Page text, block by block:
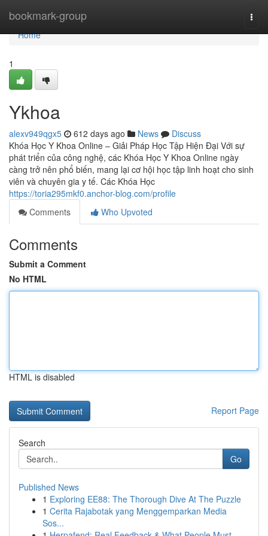
bookmark-group
Home
Home
1
Ykhoa
alexv949qgx5 612 days ago News
Discuss
Khóa Học Y Khoa Online – Giải Pháp Học Tập Hiện Đại Với sự
phát triển của công nghệ, các Khóa Học Y Khoa Online ngày
càng trở nên phổ biến, mang lại cơ hội học tập linh hoạt cho sinh
viên và chuyên gia y tế. Các Khóa Học
https://toria295mkf0.anchor-blog.com/profile
Comments
Who Upvoted
Comments
Submit a Comment
No HTML
HTML is disabled
Report Page
Search
Go
Published News
1 Exploring EE88: The Thorough Dive At The Puzzle
1 Cerita Rajabotak yang Menggemparkan Media
Sos...